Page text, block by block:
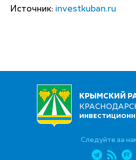
Источник: investkuban.ru
КРЫМСКИЙ
Следуйте за